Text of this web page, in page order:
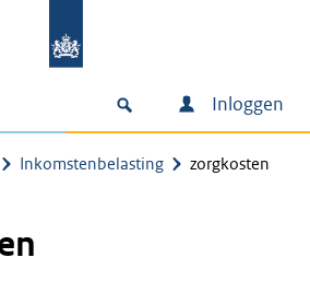
Inloggen
Inkomstenbelasting zorgkosten